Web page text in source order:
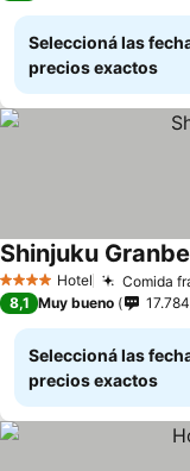
Seleccioná las
precios exactos
4 EstrellasHotel Comida
Shinjuku
8,1 Muy bueno 17.784
Seleccioná las
precios exactos